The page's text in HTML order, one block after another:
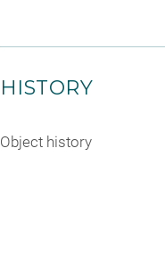
HISTORY
Object history